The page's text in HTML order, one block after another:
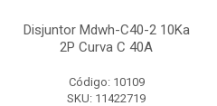
Disjuntor Mdwh-C40-2 10Ka
2P Curva C 40A
Código: 10109
SKU: 11422719